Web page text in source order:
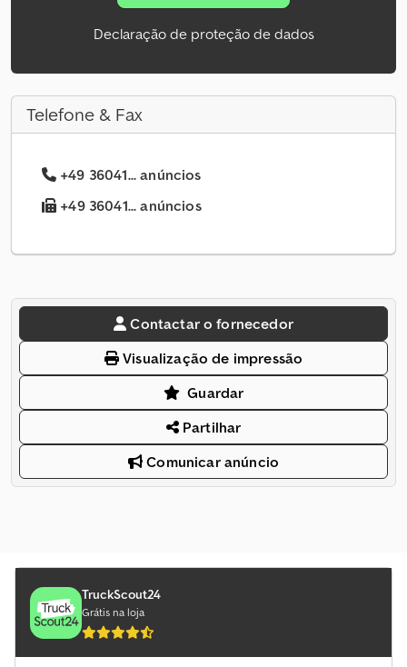
Declaração de proteção de dados
Telefone & Fax
+49 36041... anúncios
+49 36041... anúncios
Contactar o fornecedor
Visualização de impressão
Guardar
Partilhar
Comunicar anúncio
TruckScout24
Grátis na loja